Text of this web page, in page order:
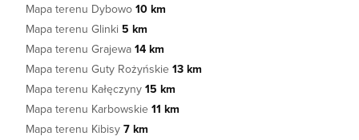
Mapa terenu Dybowo 10 km
Mapa terenu Glinki 5 km
Mapa terenu Grajewa 14 km
Mapa terenu Guty Rożyńskie 13 km
Mapa terenu Kałęczyny 15 km
Mapa terenu Karbowskie 11 km
Mapa terenu Kibisy 7 km